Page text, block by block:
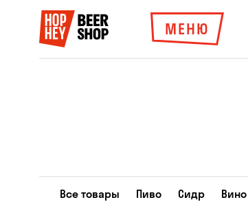
МЕНЮ
Все товары Пиво Сидр Вино